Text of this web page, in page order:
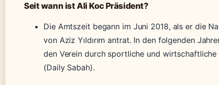
Seit wann ist Ali Koc Präsident?
Die Amtszeit begann im Juni 2018, als er die
von Aziz Yıldırım antrat. In den folgenden
den Verein durch sportliche und wirtschaftliche
(Daily Sabah).